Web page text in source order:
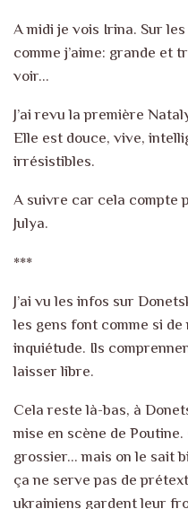
A midi je vois Irina. Sur
comme j’aime: grande et
voir…
J’ai revu la première
Elle est douce, vive,
irrésistibles.
A suivre car cela compte
Julya.
***
J’ai vu les infos sur
les gens font comme si de
inquiétude. Ils
laisser libre.
Cela reste là-bas, à
mise en scène de
grossier… mais on le sait
ça ne serve pas de
ukrainiens gardent leur